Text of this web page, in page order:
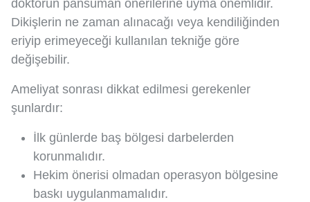
doktorun pansuman önerilerine uyma önemlidir.
Dikişlerin ne zaman alınacağı veya kendiliğinden
eriyip erimeyeceği kullanılan tekniğe göre
değişebilir.
Ameliyat sonrası dikkat edilmesi gerekenler
şunlardır:
İlk günlerde baş bölgesi darbelerden
korunmalıdır.
Hekim önerisi olmadan operasyon bölgesine
baskı uygulanmamalıdır.